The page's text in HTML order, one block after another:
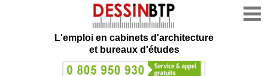
L'emploi en cabinets d'architecture
et bureaux d'études